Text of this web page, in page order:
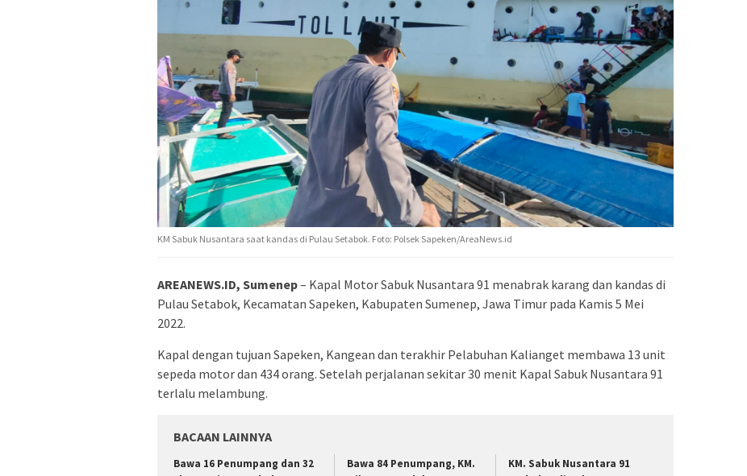
KM Sabuk Nusantara saat kandas di Pulau Setabok. Foto: Polsek Sapeken/AreaNews.id
AREANEWS.ID, Sumenep– Kapal Motor Sabuk Nusantara 91 menabrak karang dan kandas di
Pulau Setabok, Kecamatan Sapeken, Kabupaten Sumenep, Jawa Timur pada Kamis 5 Mei
2022.
Kapal dengan tujuan Sapeken, Kangean dan terakhir Pelabuhan Kalianget membawa 13 unit
sepeda motor dan 434 orang. Setelah perjalanan sekitar 30 menit Kapal Sabuk Nusantara 91
terlalu melambung.
BACAAN LAINNYA
Bawa 16 Penumpang dan 32
Bawa 84 Penumpang, KM.
KM. Sabuk Nusantara 91